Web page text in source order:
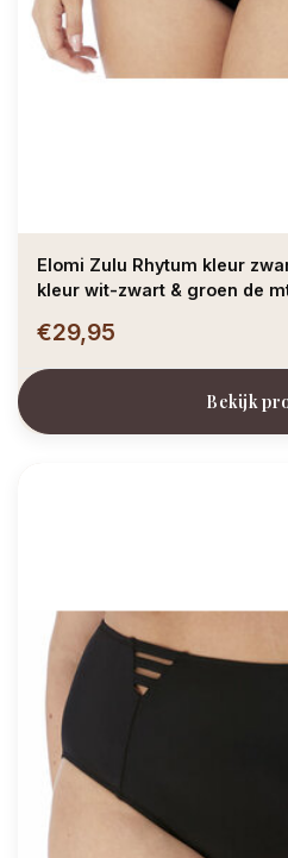
Elomi Zulu Rhytum kleur
kleur wit-zwart & groen de
€29,95
Bekijk